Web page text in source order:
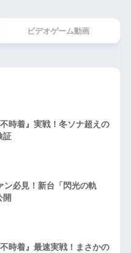
ビデオゲーム動画
不時着』実戦！冬ソナ超えの
証
ン必見！新台「閃光の軌
開
不時着』最速実戦！まさかの